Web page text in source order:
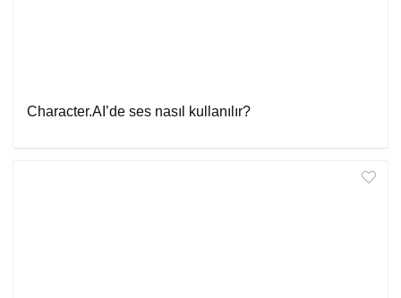
Character.AI’de ses nasıl kullanılır?